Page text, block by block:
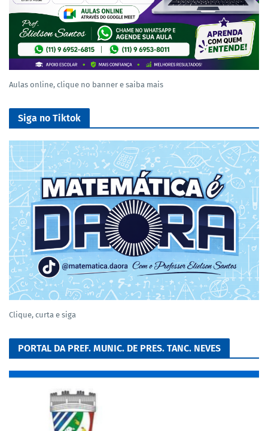
Aulas online, clique no banner e saiba mais
Siga no Tiktok
Clique, curta e siga
PORTAL DA PREF. MUNIC. DE PRES. TANC. NEVES